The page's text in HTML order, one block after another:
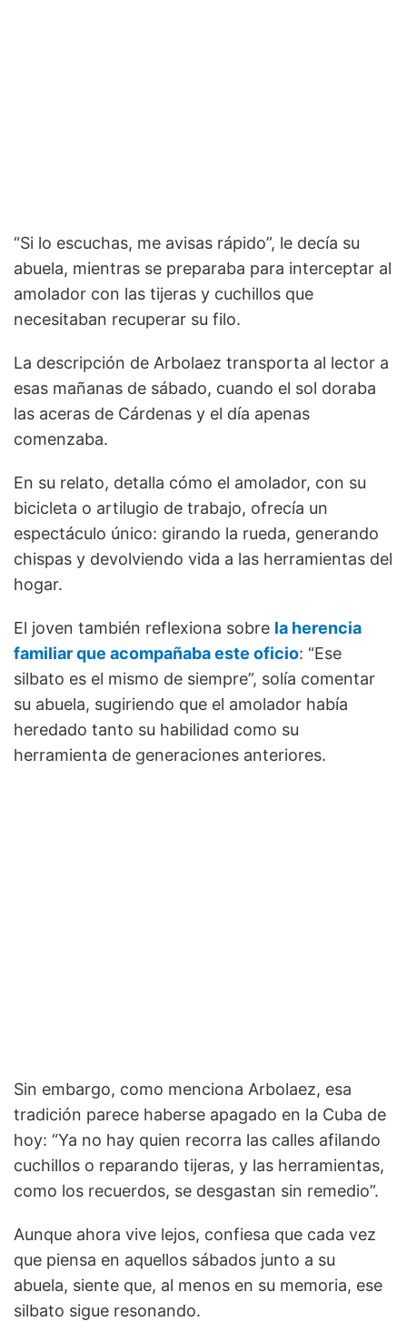
“Si lo escuchas, me avisas rápido”, le decía su
abuela, mientras se preparaba para interceptar al
amolador con las tijeras y cuchillos que
necesitaban recuperar su filo.
La descripción de Arbolaez transporta al lector a
esas mañanas de sábado, cuando el sol doraba
las aceras de Cárdenas y el día apenas
comenzaba.
En su relato, detalla cómo el amolador, con su
bicicleta o artilugio de trabajo, ofrecía un
espectáculo único: girando la rueda, generando
chispas y devolviendo vida a las herramientas del
hogar.
El joven también reflexiona sobre la herencia
familiar que acompañaba este oficio: “Ese
silbato es el mismo de siempre”, solía comentar
su abuela, sugiriendo que el amolador había
heredado tanto su habilidad como su
herramienta de generaciones anteriores.
Sin embargo, como menciona Arbolaez, esa
tradición parece haberse apagado en la Cuba de
hoy: “Ya no hay quien recorra las calles afilando
cuchillos o reparando tijeras, y las herramientas,
como los recuerdos, se desgastan sin remedio”.
Aunque ahora vive lejos, confiesa que cada vez
que piensa en aquellos sábados junto a su
abuela, siente que, al menos en su memoria, ese
silbato sigue resonando.